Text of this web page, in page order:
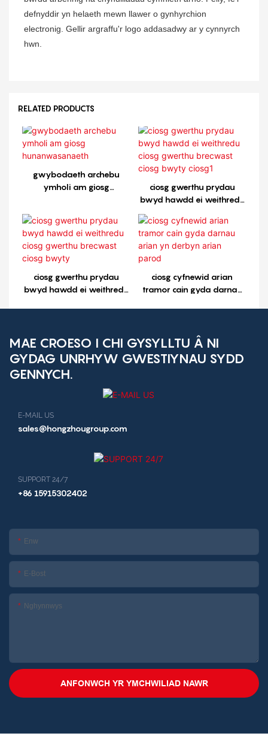
defnyddir yn helaeth mewn llawer o gynhyrchion
electronig. Gellir argraffu'r logo addasadwy ar y cynnyrch
hwn.
RELATED PRODUCTS
gwybodaeth archebu
ymholi am giosg
ciosg gwerthu prydau
bwyd hawdd ei weithredu
ciosg bwyty ciosg1
ciosg gwerthu prydau
bwyd hawdd ei weithredu
ciosg cyfnewid arian
tramor cain gyda darnau
MAE CROESO I CHI GYSYLLTU Â NI
GYDAG UNRHYW GWESTIYNAU SYDD
GENNYCH.
E-MAIL US
sales@hongzhougroup.com
SUPPORT 24/7
+86 15915302402
Enw
E-Bost
Nghynnwys
ANFONWCH YR YMCHWILIAD NAWR